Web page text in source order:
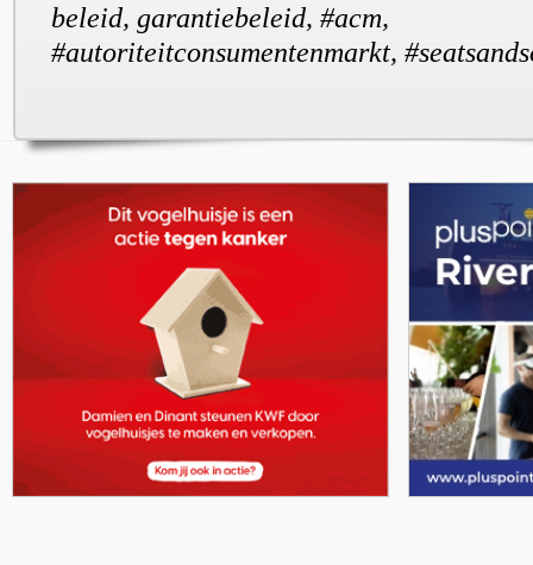
beleid, garantiebeleid, #acm,
#autoriteitconsumentenmarkt,